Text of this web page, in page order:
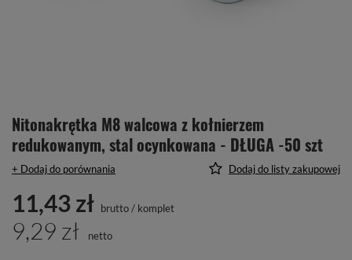
Nitonakrętka M8 walcowa z kołnierzem
redukowanym, stal ocynkowana - DŁUGA -50 szt
+ Dodaj do porównania Dodaj do listy zakupowej
11,43 zł brutto/ komplet
9,29 zł netto